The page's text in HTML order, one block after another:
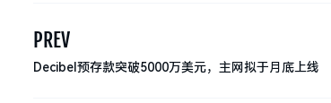
PREV
Decibel预存款突破5000万美元，主网拟于月底上线